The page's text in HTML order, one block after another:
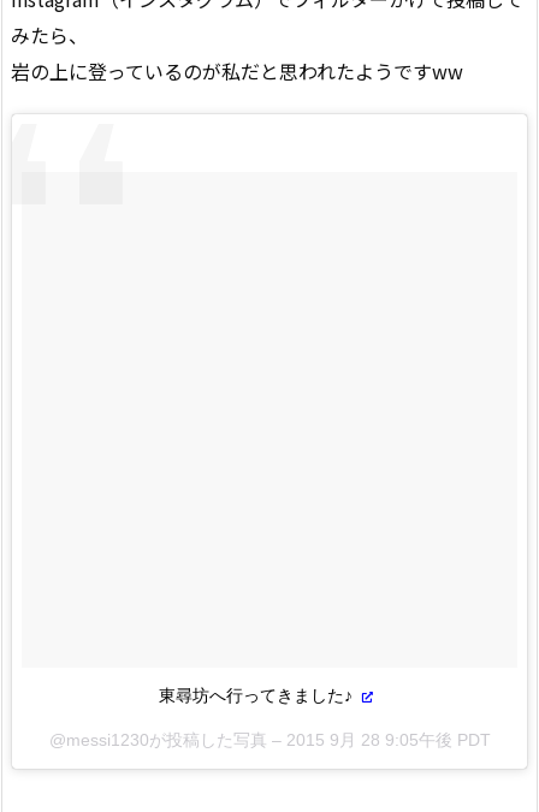
みたら、
岩の上に登っているのが私だと思われたようですww
東尋坊へ行ってきました♪
@messi1230が投稿した写真 – 2015 9月 28 9:05午後 PDT